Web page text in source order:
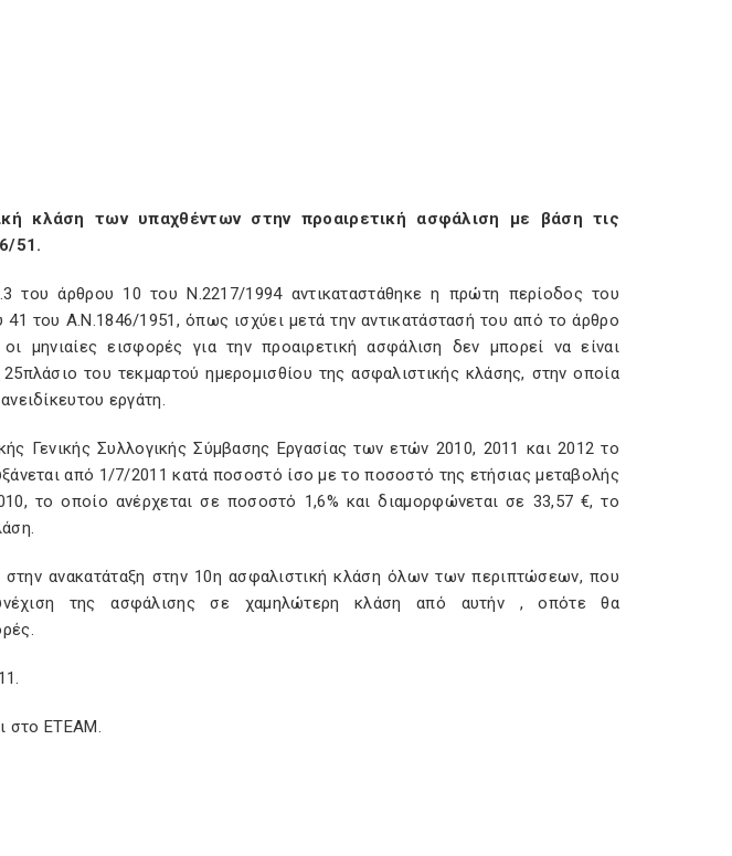
κλάση των υπαχθέντων στην προαιρετική ασφάλιση με βάση τις
51.
του άρθρου 10 του Ν.2217/1994 αντικαταστάθηκε η πρώτη περίοδος του
του Α.Ν.1846/1951, όπως ισχύει μετά την αντικατάστασή του από το άρθρο
μηνιαίες εισφορές για την προαιρετική ασφάλιση δεν μπορεί να είναι
του τεκμαρτού ημερομισθίου της ασφαλιστικής κλάσης, στην οποία
εργάτη.
Γενικής Συλλογικής Σύμβασης Εργασίας των ετών 2010, 2011 και 2012 το
από 1/7/2011 κατά ποσοστό ίσο με το ποσοστό της ετήσιας μεταβολής
το οποίο ανέρχεται σε ποσοστό 1,6% και διαμορφώνεται σε 33,57 €, το
στην ανακατάταξη στην 10η ασφαλιστική κλάση όλων των περιπτώσεων, που
της ασφάλισης σε χαμηλώτερη κλάση από αυτήν , οπότε θα
στο ΕΤΕΑΜ.